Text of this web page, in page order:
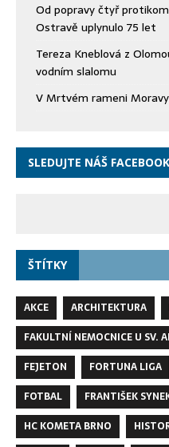
Od popravy čtyř
Ostravě uplynulo 75 let
Tereza Kneblová z
vodním slalomu
V Mrtvém rameni
SLEDUJTE NÁŠ FACEBOOK
ŠTÍTKY
AKCE ARCHITEKTURA
FAKULTNÍ NEMOCNICE U SV.
FEJETON
FORTUNA LIGA
FOTBAL
FRANTIŠEK
HC KOMETA BRNO